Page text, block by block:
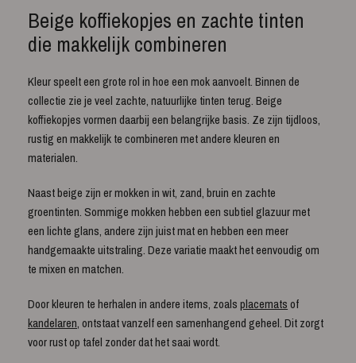
Beige koffiekopjes en zachte tinten
die makkelijk combineren
Kleur speelt een grote rol in hoe een mok aanvoelt. Binnen de
collectie zie je veel zachte, natuurlijke tinten terug. Beige
koffiekopjes vormen daarbij een belangrijke basis. Ze zijn tijdloos,
rustig en makkelijk te combineren met andere kleuren en
materialen.
Naast beige zijn er mokken in wit, zand, bruin en zachte
groentinten. Sommige mokken hebben een subtiel glazuur met
een lichte glans, andere zijn juist mat en hebben een meer
handgemaakte uitstraling. Deze variatie maakt het eenvoudig om
te mixen en matchen.
Door kleuren te herhalen in andere items, zoalsplacematsof
kandelaren, ontstaat vanzelf een samenhangend geheel. Dit zorgt
voor rust op tafel zonder dat het saai wordt.